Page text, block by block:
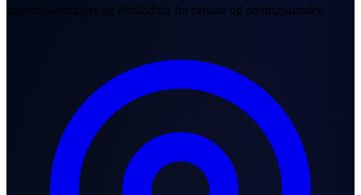
smarthusløsninger og elbillading for private og næringskunder.